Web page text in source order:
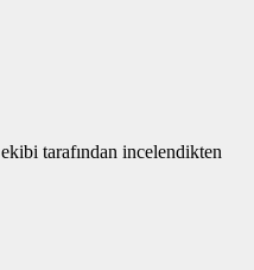
ekibi tarafından incelendikten